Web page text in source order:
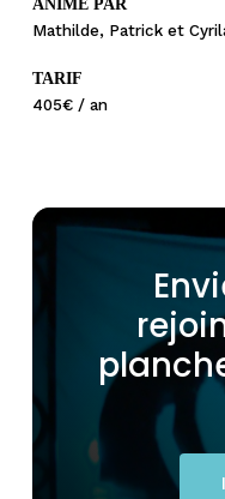
ANIMÉ PAR
Mathilde, Patrick et
TARIF
405€ / an